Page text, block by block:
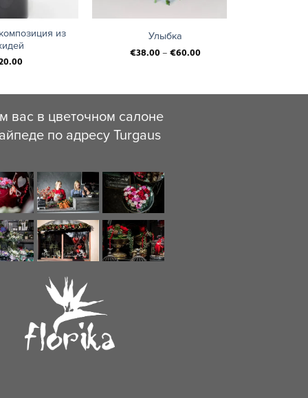
из
+
Улыбка
€38.00– €60.00
вас в цветочном салоне
по адресу Turgaus